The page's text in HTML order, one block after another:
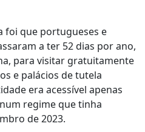
foi que portugueses e
a ter 52 dias por ano,
para visitar gratuitamente
e palácios de tutela
era acessível apenas
regime que tinha
de 2023.